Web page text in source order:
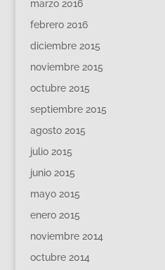
marzo 2016
febrero 2016
diciembre 2015
noviembre 2015
octubre 2015
septiembre 2015
agosto 2015
julio 2015
junio 2015
mayo 2015
enero 2015
noviembre 2014
octubre 2014